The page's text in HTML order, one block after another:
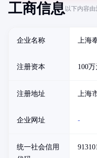
工商信息以下内容
企业名称 上海
注册资本 100
注册地址 上海
企业网址 -
统一社会信用